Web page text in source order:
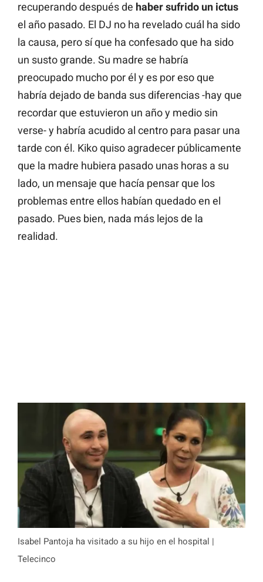
recuperando después de haber sufrido un ictus
el año pasado. El DJ no ha revelado cuál ha sido
la causa, pero sí que ha confesado que ha sido
un susto grande. Su madre se habría
preocupado mucho por él y es por eso que
habría dejado de banda sus diferencias -hay que
recordar que estuvieron un año y medio sin
verse- y habría acudido al centro para pasar una
tarde con él. Kiko quiso agradecer públicamente
que la madre hubiera pasado unas horas a su
lado, un mensaje que hacía pensar que los
problemas entre ellos habían quedado en el
pasado. Pues bien, nada más lejos de la
realidad.
Isabel Pantoja ha visitado a su hijo en el hospital |
Telecinco